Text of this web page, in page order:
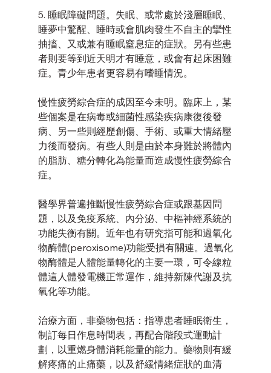
5. 睡眠障礙問題。失眠、或常處於淺層睡眠、
睡夢中驚醒、睡時或會肌肉發生不自主的攣性
抽搐、又或兼有睡眠窒息症的症狀。另有些患
者則要等到近天明才有睡意，或會有起床困難
症。青少年患者更容易有嗜睡情況。
慢性疲勞綜合症的成因至今未明。臨床上，某
些個案是在病毒或細菌性感染疾病康復後發
病、另一些則經歷創傷、手術、或重大情緒壓
力後而發病。有些人則是由於本身難於將體內
的脂肪、糖分轉化為能量而造成慢性疲勞綜合
症。
醫學界普遍推斷慢性疲勞綜合症或跟基因問
題，以及免疫系統、內分泌、中樞神經系統的
功能失衡有關。近年也有研究指可能和過氧化
物酶體(peroxisome)功能受損有關連。過氧化
物酶體是人體能量轉化的主要一環，可令線粒
體這人體發電機正常運作，維持新陳代謝及抗
氧化等功能。
治療方面，非藥物包括：指導患者睡眠衛生，
制訂每日作息時間表，再配合階段式運動計
劃，以重燃身體消耗能量的能力。藥物則有緩
解疼痛的止痛藥，以及舒緩情緒症狀的血清